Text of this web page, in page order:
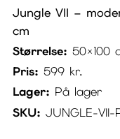
Jungle VII –
cm
Størrelse: 50×100
Pris: 599 kr.
Lager: På lager
SKU: JUNGLE-VII-